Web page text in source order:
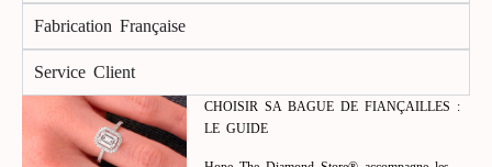
Fabrication Française
Service Client
CHOISIR SA BAGUE DE FIANÇAILLES :
LE GUIDE